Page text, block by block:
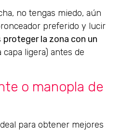
no tengas miedo, aún
preferido y lucir
proteger la zona con un
capa ligera) antes de
o manopla de
para obtener mejores